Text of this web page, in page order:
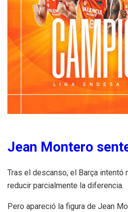
Jean Montero
Tras el descanso, el Barça intentó
reducir parcialmente la diferencia.
Pero apareció la figura de Jean